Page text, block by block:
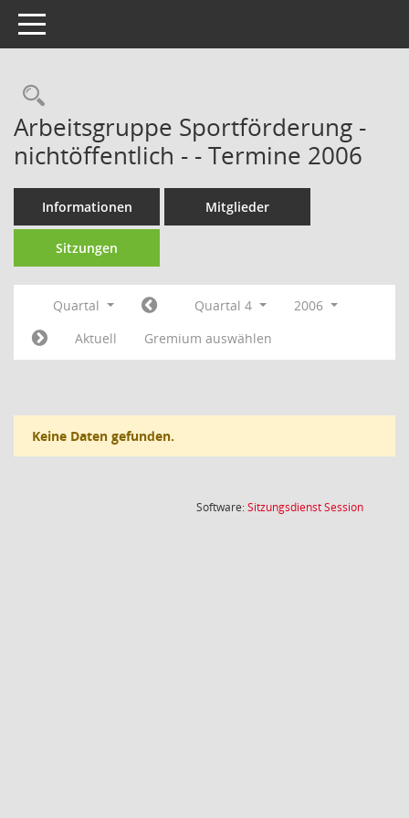
Toggle navigation
Rechercheauswahl
Arbeitsgruppe Sportförderung -
nichtöffentlich - - Termine 2006
Informationen Mitglieder
Sitzungen
Quartal Quartal 4
2006
Aktuell
Gremium auswählen
Keine Daten gefunden.
Software:SitzungsdienstSession(Wird in